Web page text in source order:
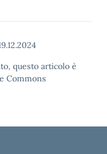
questo articolo è
Commons